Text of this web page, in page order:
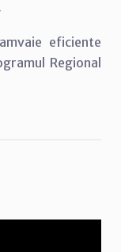
eficiente
Regional